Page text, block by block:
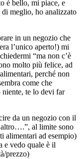
è bello, mi piace, e
meglio, ho analizzato
in un negozio che
l’unico aperto!) mi
“ma non c’è
molto più felice, ad
perché non
come che
niente, te lo devi far
da un negozio con il
al limite sono
alimentari ad esempio)
e vedo quale è il
prezzo)